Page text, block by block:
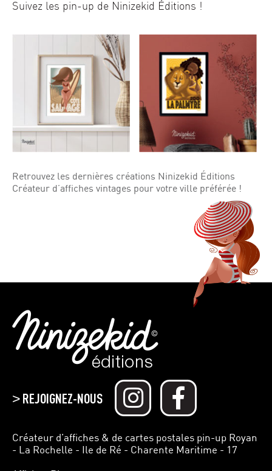
Suivez les pin-up de Ninizekid Éditions !
Retrouvez les dernières créations Ninizekid Éditions
Créateur d’affiches vintages pour votre ville préférée !
>REJOIGNEZ-NOUS
Créateur d’affiches & de cartes postales pin-up Royan
- La Rochelle - Ile de Ré - Charente Maritime - 17